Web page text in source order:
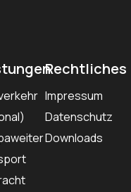
Rechtliches
Impressum
Datenschutz
Downloads